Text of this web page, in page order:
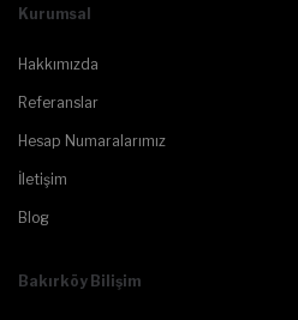
Kurumsal
Hakkımızda
Referanslar
Hesap Numaralarımız
İletişim
Blog
Bakırköy Bilişim